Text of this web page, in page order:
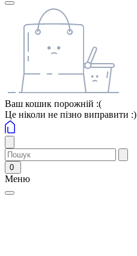
Ваш кошик порожній :(
Це ніколи не пізно виправити :)
0
Меню